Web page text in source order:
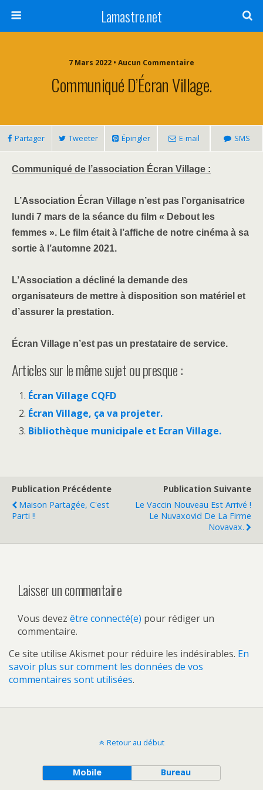
Lamastre.net
7 Mars 2022 • Aucun Commentaire
Communiqué D’Écran Village.
Partager Tweeter Épingler E-mail SMS
Communiqué de l’association Écran Village :
L’Association Écran Village n’est pas l’organisatrice
lundi 7 mars de la séance du film « Debout les
femmes ». Le film était à l’affiche de notre cinéma à sa
sortie à l’automne 2021.
L’Association a décliné la demande des
organisateurs de mettre à disposition son matériel et
d’assurer la prestation.
Écran Village n’est pas un prestataire de service.
Articles sur le même sujet ou presque :
Écran Village CQFD
Écran Village, ça va projeter.
Bibliothèque municipale et Ecran Village.
Publication Précédente
Maison Partagée, C'est
Parti !!
Publication Suivante
Le Vaccin Nouveau Est Arrivé !
Le Nuvaxovid De La Firme
Novavax.
Laisser un commentaire
Vous devez être connecté(e) pour rédiger un
commentaire.
Ce site utilise Akismet pour réduire les indésirables. En
savoir plus sur comment les données de vos
commentaires sont utilisées.
Retour au début
Mobile Bureau